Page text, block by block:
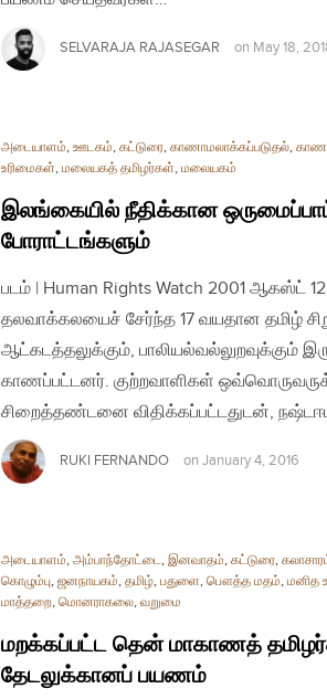
SELVARAJA RAJASEGAR on May 18,
அடையாளம், ஊடகம், கட்டுரை, காணாமலாக்கப்படுதல்,
உரிமைகள், மலையகத் தமிழர்கள், மலையகம்
இலங்கையில் நீதிக்கான
போராட்டங்களும்
படம் | Human Rights Watch 2001 ஆகஸ்ட்
தலவாக்கலயைச் சேர்ந்த 17 வயதான தமிழ்
ஆட்கடத்தலுக்கும், பாலியல்வல்லுறவுக்கும்
காணப்பட்டனர். குற்றவாளிகள்
சிறைத்தண்டனை விதிக்கப்பட்டதுடன்,
RUKI FERNANDO on January 4, 2016
அடையாளம், அம்பாந்தோட்டை, இனவாதம், கட்டுரை,
கொழும்பு, ஜனநாயகம், தமிழ், பதுளை, பௌத்த மதம், மனித
மாத்தறை, மொனராகலை, வறுமை
மறக்கப்பட்ட தென் மாகாணத்
தேடலுக்கானப் பயணம்